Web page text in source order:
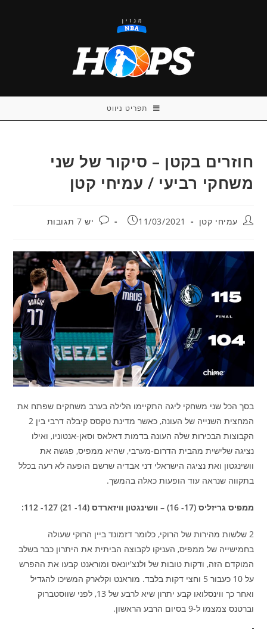
תפריט ניווט
חוזרים בקטן – סיקור של שני
משחקי רביעי / עמיחי קטן
מחבר:עמיחי קטן פורסם:
11/03/2021 תגובות:
יש 7 תגובות
בסך הכל שני משחקי ליגה התקיימו הלילה בערב משחקים שפתח את
המחצית השנייה של העונה, כאשר מדינת טקסס קיבלה דרבי בין 2
הקבוצות הבכירות שלה העונה בדמות דאלאס וסאן-אנטוניו, ואילו
נציגה שלישית מהבית הדרום-מערבי, שהיא ממפיס, פגשה את
וושינגטון ואת נציגה הישראלי דני אבדיה שרשם הופעה לא רעה בכלל
בתקווה שנראה עוד הופעות כאלה בהמשך.
ממפיס גריזליס (17- 16) – וושינגטון וויזארדס (14- 21) 127- 112:
2 שלשות מהירות של הרוקי, כלומר דזמונד ביין הרוקי שעולה
בחמישייה של ממפיס, העניקו לקבוצה הביתית את היתרון כבר בשלב
המוקדם הזה, ודקות טובות של ולנצ'יונאס ומוראנט קבעו את ההפרש
על 10 כעבור 5 וחצי דקות בלבד. מוראנט וקלארק המשיכו להגדיל
ואחר כך ווינסלואו קבע יתרון שיא לרבע של 13, לפני שווסטברוק
וברטנס צמצמו ל-9 בסיום הרבע הראשון.